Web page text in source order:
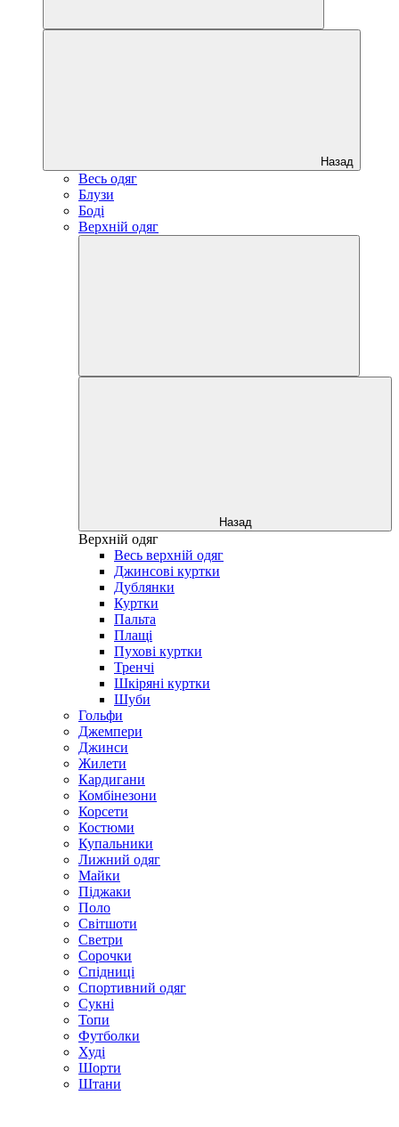
Назад
Весь одяг
Блузи
Боді
Верхній одяг
Назад
Верхній одяг
Весь верхній одяг
Джинсові куртки
Дублянки
Куртки
Пальта
Плащі
Пухові куртки
Тренчі
Шкіряні куртки
Шуби
Гольфи
Джемпери
Джинси
Жилети
Кардигани
Комбінезони
Корсети
Костюми
Купальники
Лижний одяг
Майки
Піджаки
Поло
Світшоти
Светри
Сорочки
Спідниці
Спортивний одяг
Сукні
Топи
Футболки
Худі
Шорти
Штани